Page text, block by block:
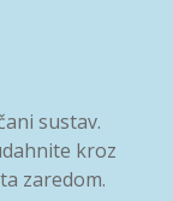
sustav.
kroz
zaredom.